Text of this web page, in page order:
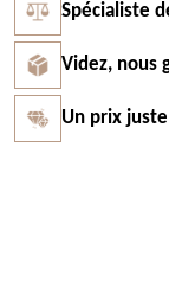
Spécialiste
Videz, nous
Un prix